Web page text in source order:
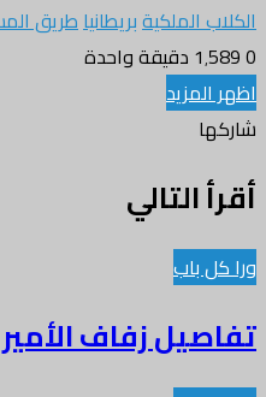
بريطانياطريق المستقبل
دقيقة واحدة
زفاف الأمير